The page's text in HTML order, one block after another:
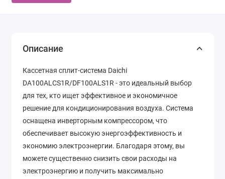
Описание
Кассетная сплит-система Daichi
DA100ALCS1R/DF100ALS1R - это идеальный выбор
для тех, кто ищет эффективное и экономичное
решение для кондиционирования воздуха. Система
оснащена инверторным компрессором, что
обеспечивает высокую энергоэффективность и
экономию электроэнергии. Благодаря этому, вы
можете существенно снизить свои расходы на
электроэнергию и получить максимально